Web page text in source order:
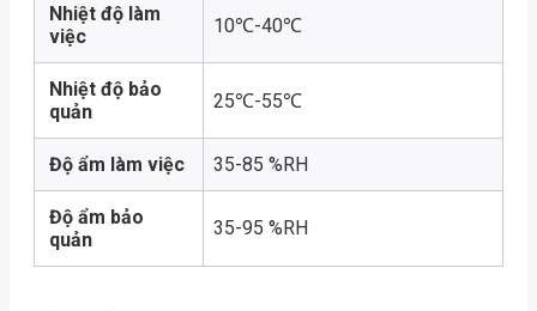
Nhiệt độ làm
việc
10℃-40℃
Nhiệt độ bảo
quản
25℃-55℃
Độ ẩm làm việc 35-85 %RH
Độ ẩm bảo
quản
35-95 %RH